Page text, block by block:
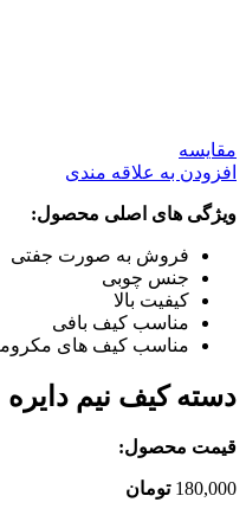
مقایسه
افزودن به علاقه مندی
ویژگی های اصلی محصول:
فروش به صورت جفتی
جنس چوبی
کیفیت بالا
مناسب کیف بافی
مناسب کیف های
دسته کیف نیم دایره
قیمت محصول:
180,000 تومان